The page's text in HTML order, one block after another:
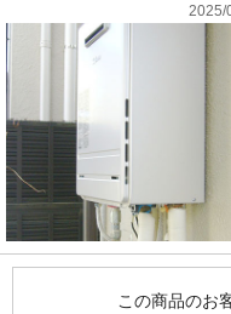
2025/
この商品のお